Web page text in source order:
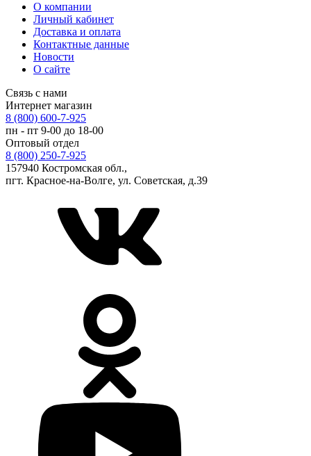
О компании
Личный кабинет
Доставка и оплата
Контактные данные
Новости
О сайте
Связь с нами
Интернет магазин
8 (800) 600-7-925
пн - пт 9-00 до 18-00
Оптовый отдел
8 (800) 250-7-925
157940 Костромская обл.,
пгт. Красное-на-Волге, ул. Советская, д.39